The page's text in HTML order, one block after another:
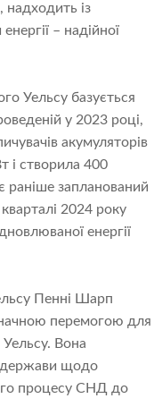
надходить із
– надійної
Уельсу базується
у 2023 році,
акумуляторів
і створила 400
раніше запланований
2024 року
енергії
Пенні Шарп
перемогою для
Уельсу. Вона
держави щодо
процесу СНД до